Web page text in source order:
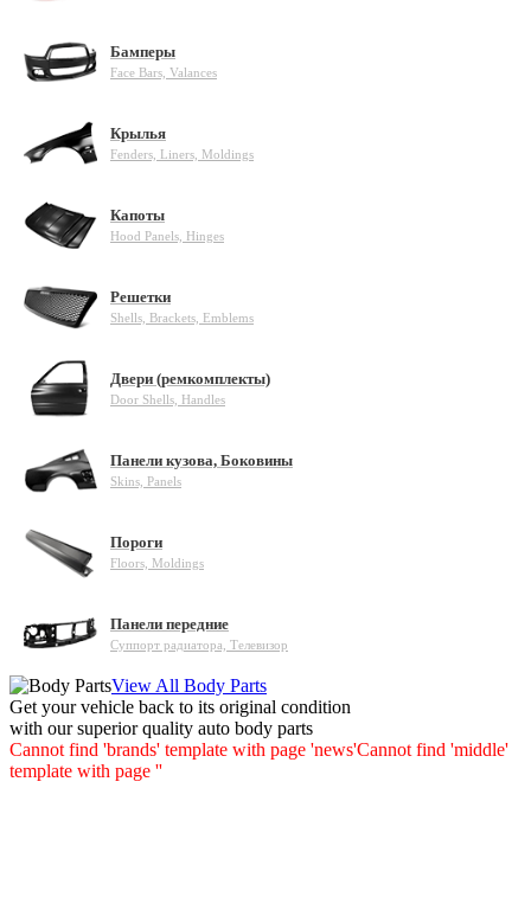
Бамперы
Face Bars, Valances
Крылья
Fenders, Liners, Moldings
Капоты
Hood Panels, Hinges
Решетки
Shells, Brackets, Emblems
Двери (ремкомплекты)
Door Shells, Handles
Панели кузова, Боковины
Skins, Panels
Пороги
Floors, Moldings
Панели передние
Суппорт радиатора, Телевизор
View All Body Parts
Get your vehicle back to its original condition
with our superior quality auto body parts
Cannot find 'brands' template with page 'news'Cannot find 'middle'
template with page ''